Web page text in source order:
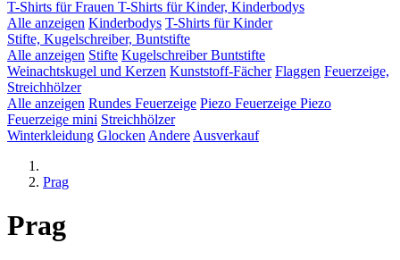
T-Shirts für Frauen T-Shirts für Kinder, Kinderbodys
Alle anzeigen Kinderbodys T-Shirts für Kinder
Stifte, Kugelschreiber, Buntstifte
Alle anzeigen Stifte KugelschreiberBuntstifte
Weinachtskugel und Kerzen Kunststoff-Fächer Flaggen Feuerzeige,
Streichhölzer
Alle anzeigen Rundes Feuerzeige Piezo Feuerzeige Piezo
Feuerzeige mini Streichhölzer
Winterkleidung Glocken Andere Ausverkauf
Prag
Prag